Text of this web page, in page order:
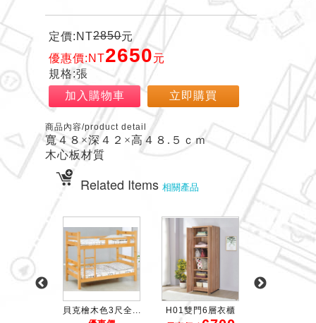
定價:NT2850元
優惠價:NT2650元
規格:張
加入購物車
立即購買
商品內容/product detail
寬４８×深４２×高４８.５ｃｍ
木心板材質
Related Items 相關產品
貝克檜木色3尺全...
H01雙門6層衣櫃